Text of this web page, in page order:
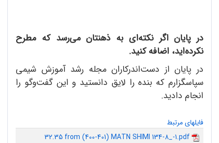
در پایان اگر نکته‌ای به ذهنتان می‌رسد که مطرح
نکرده‌اید، اضافه کنید.
در پایان از دست‌اندرکاران مجله رشد آموزش شیمی
سپاسگزارم که بنده را لایق دانستید و این گفت‌وگو را
انجام دادید.
فایلهای مرتبط
32.35 from (400-401) MATN SHIMI 134-8_-1.pdf